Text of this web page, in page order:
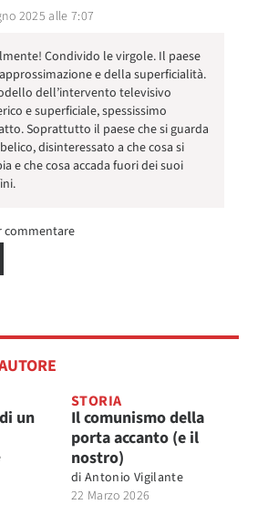
2025 alle 7:07
Condivido le virgole. Il paese
e della superficialità.
dell’intervento televisivo
e superficiale, spessissimo
Soprattutto il paese che si guarda
disinteressato a che cosa si
e che cosa accada fuori dei suoi
commentare
un
STORIA
Il comunismo della
porta accanto (e il
nostro)
di Antonio Vigilante
22 Marzo 2026